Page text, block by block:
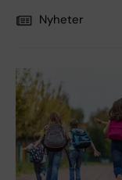
Nyheter